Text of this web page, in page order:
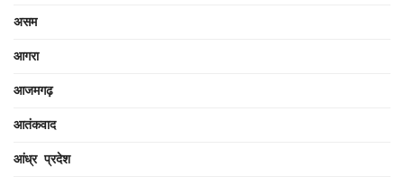
असम
आगरा
आजमगढ़
आतंकवाद
आंध्र प्रदेश